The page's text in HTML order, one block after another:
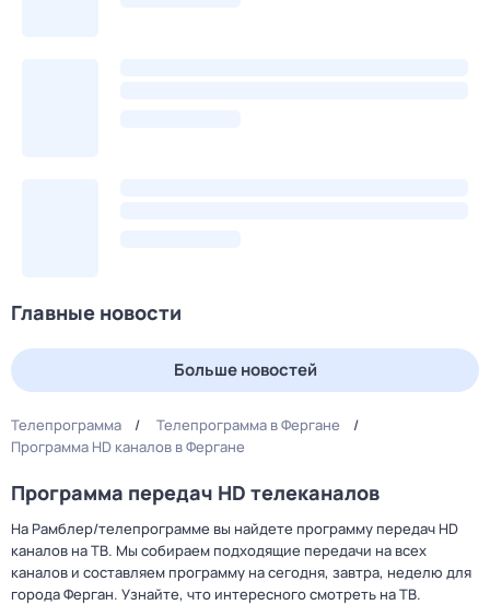
Главные новости
Больше новостей
Телепрограмма
Телепрограмма в Фергане
Программа HD каналов в Фергане
Программа передач HD телеканалов
На Рамблер/телепрограмме вы найдете программу передач HD
каналов на ТВ. Мы собираем подходящие передачи на всех
каналов и составляем программу на сегодня, завтра, неделю для
города Ферган. Узнайте, что интересного смотреть на ТВ.